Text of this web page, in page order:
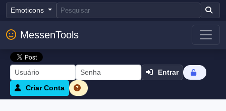
Emoticons
MessenTools
Entrar
Criar Conta